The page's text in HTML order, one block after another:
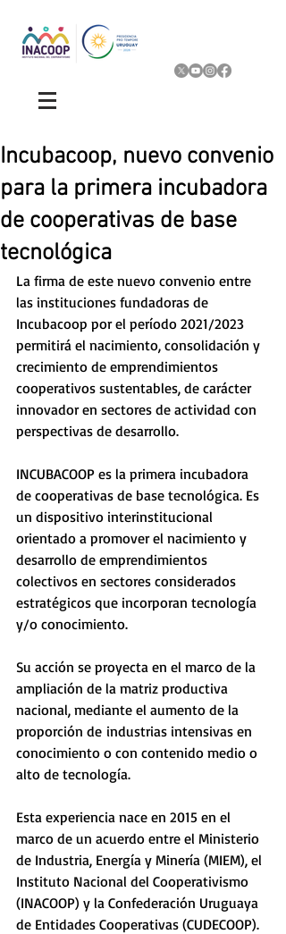
Incubacoop, nuevo convenio
para la primera incubadora
de cooperativas de base
tecnológica
La firma de este nuevo convenio entre
las instituciones fundadoras de
Incubacoop por el período 2021/2023
permitirá el nacimiento, consolidación y
crecimiento de emprendimientos
cooperativos sustentables, de carácter
innovador en sectores de actividad con
perspectivas de desarrollo.
INCUBACOOP es la primera incubadora
de cooperativas de base tecnológica. Es
un dispositivo interinstitucional
orientado a promover el nacimiento y
desarrollo de emprendimientos
colectivos en sectores considerados
estratégicos que incorporan tecnología
y/o conocimiento.
Su acción se proyecta en el marco de la
ampliación de la matriz productiva
nacional, mediante el aumento de la
proporción de industrias intensivas en
conocimiento o con contenido medio o
alto de tecnología.
Esta experiencia nace en 2015 en el
marco de un acuerdo entre el Ministerio
de Industria, Energía y Minería (MIEM), el
Instituto Nacional del Cooperativismo
(INACOOP) y la Confederación Uruguaya
de Entidades Cooperativas (CUDECOOP).